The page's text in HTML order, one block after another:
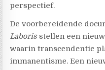
perspectief.
De voorbereidende
Laboris stellen een
waarin transcendentie
immanentisme. Een